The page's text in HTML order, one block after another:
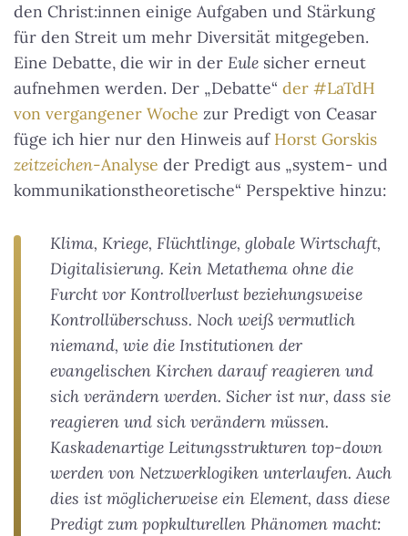
den Christ:innen einige Aufgaben und Stärkung
für den Streit um mehr Diversität mitgegeben.
Eine Debatte, die wir in der Eule sicher erneut
aufnehmen werden. Der „Debatte“ der #LaTdH
von vergangener Woche zur Predigt von Ceasar
füge ich hier nur den Hinweis auf Horst Gorskis
zeitzeichen-Analyse der Predigt aus „system- und
kommunikationstheoretische“ Perspektive hinzu:
Klima, Kriege, Flüchtlinge, globale Wirtschaft,
Digitalisierung. Kein Metathema ohne die
Furcht vor Kontrollverlust beziehungsweise
Kontrollüberschuss. Noch weiß vermutlich
niemand, wie die Institutionen der
evangelischen Kirchen darauf reagieren und
sich verändern werden. Sicher ist nur, dass sie
reagieren und sich verändern müssen.
Kaskadenartige Leitungsstrukturen top-down
werden von Netzwerklogiken unterlaufen. Auch
dies ist möglicherweise ein Element, dass diese
Predigt zum popkulturellen Phänomen macht: